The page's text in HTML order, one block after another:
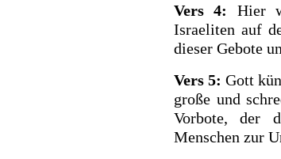
Vers 4: Hier
Israeliten auf
dieser Gebote
Vers 5: Gott
große und
Vorbote, der
Menschen zur
BACK TO THE SOURCE OF LIFE |